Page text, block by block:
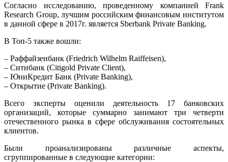
Согласно исследованию, проведенному компанией Frank
Research Group, лучшим российским финансовым институтом
в данной сфере в 2017г. является Sberbank Private Banking.
В Топ-5 также вошли:
– Раффайзенбанк (Friedrich Wilhelm Raiffeisen),
– Ситибанк (Citigold Private Client),
– ЮниКредит Банк (Private Banking),
– Открытие (Private Banking).
Всего эксперты оценили деятельность 17 банковских
организаций, которые суммарно занимают три четверти
отечественного рынка в сфере обслуживания состоятельных
клиентов.
Были проанализированы различные аспекты,
сгруппированные в следующие категории: